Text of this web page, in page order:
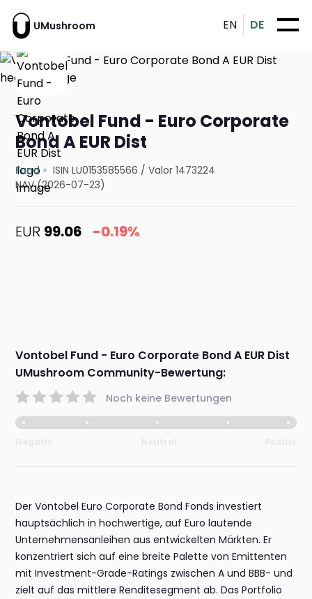
UMushroom EN DE
Vontobel Fund - Euro Corporate
Bond A EUR Dist
Fund ISIN LU0153585566 /Valor 1473224
NAV (2026-07-23)
EUR 99.06 -0.19%
Vontobel Fund - Euro Corporate Bond A EUR Dist
UMushroom Community-Bewertung:
Noch keine Bewertungen
Der Vontobel Euro Corporate Bond Fonds investiert
hauptsächlich in hochwertige, auf Euro lautende
Unternehmensanleihen aus entwickelten Märkten. Er
konzentriert sich auf eine breite Palette von Emittenten
mit Investment-Grade-Ratings zwischen A und BBB- und
zielt auf das mittlere Renditesegment ab. Das Portfolio